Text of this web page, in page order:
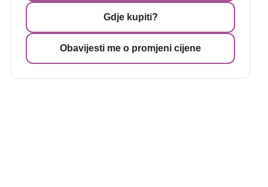
Gdje kupiti?
Obavijesti me o promjeni cijene